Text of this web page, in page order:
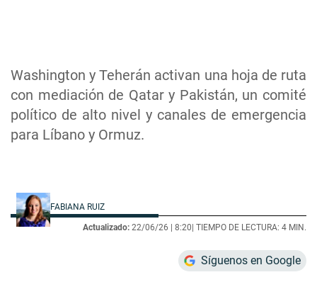
Washington y Teherán activan una hoja de ruta
con mediación de Qatar y Pakistán, un comité
político de alto nivel y canales de emergencia
para Líbano y Ormuz.
FABIANA RUIZ
Actualizado: 22/06/26 | 8:20 | TIEMPO DE LECTURA: 4 MIN.
Síguenos en Google